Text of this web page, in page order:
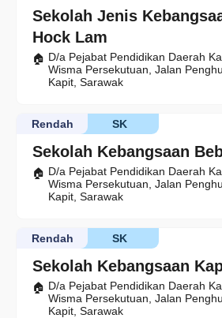
Sekolah Jenis
Hock Lam
D/a Pejabat Pendidikan Daerah
Wisma Persekutuan, Jalan
Kapit, Sarawak
Sekolah Kebangsaan
SK
Rendah
D/a Pejabat Pendidikan Daerah
Wisma Persekutuan, Jalan
Kapit, Sarawak
Sekolah Kebangsaan
SK
Rendah
D/a Pejabat Pendidikan Daerah
Wisma Persekutuan, Jalan
Kapit, Sarawak